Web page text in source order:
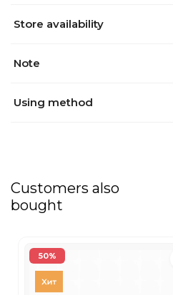
Store availability
Note
Using method
Customers also
bought
50%